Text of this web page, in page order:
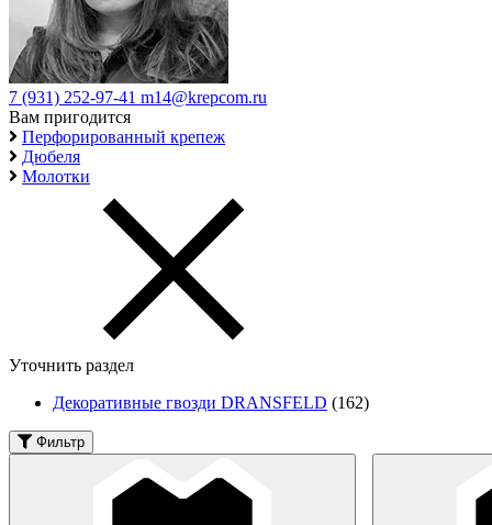
7 (931) 252-97-41 m14@krepcom.ru
Вам пригодится
Перфорированный крепеж
Дюбеля
Молотки
Уточнить раздел
Декоративные гвозди DRANSFELD (162)
Фильтр